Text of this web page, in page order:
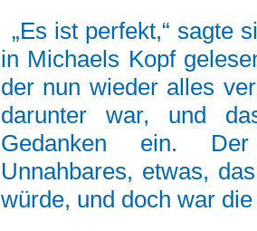
„Es ist perfekt,“ sagte
in Michaels Kopf
der nun wieder alles
darunter war, und
Gedanken ein.
Unnahbares, etwas,
würde, und doch war